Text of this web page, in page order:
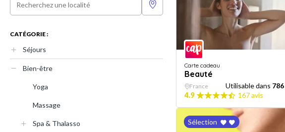
CATÉGORIE :
Séjours
Bien-être
Yoga
Massage
Spa & Thalasso
Carte cadeau
Beauté
France Utilisable dans 786
4.9
167 avis
Sélection